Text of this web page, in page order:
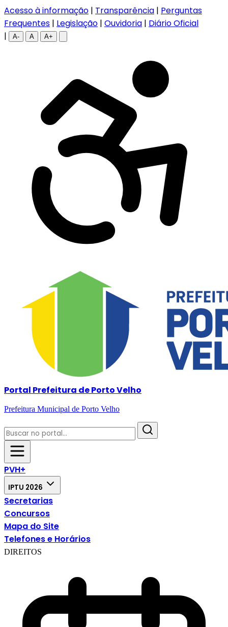
Acesso à informação | Transparência | Perguntas
Frequentes | Legislação | Ouvidoria | Diário Oficial
|
A- A A+
Portal Prefeitura de Porto Velho
Prefeitura Municipal de Porto Velho
PVH+
IPTU 2026
Secretarias
Concursos
Mapa do Site
Telefones e Horários
DIREITOS